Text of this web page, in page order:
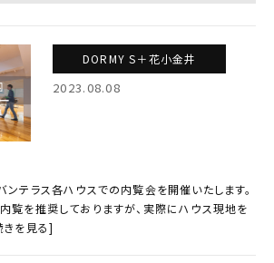
DORMY S＋花小金井
2023.08.08
ンテラス各ハウスでの内覧会を開催いたします。
覧を推奨しておりますが、実際にハウス現地を
を見る]